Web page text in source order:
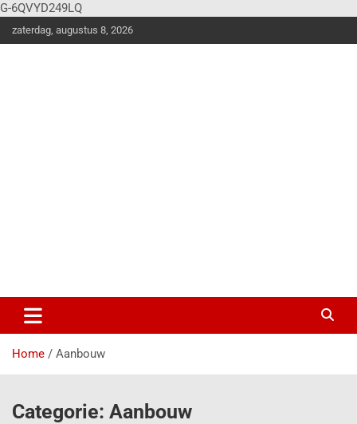
G-6QVYD249LQ
zaterdag, augustus 8, 2026
Home Aanbouw
Categorie: Aanbouw